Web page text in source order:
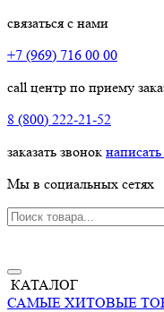
связаться с нами
+7 (969) 716 00 00
call центр по приему
8 (800) 222-21-52
заказать звонок
Мы в социальных сетях
КАТАЛОГ
САМЫЕ ХИТОВЫЕ